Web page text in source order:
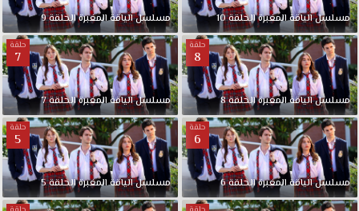
مسلسل الياقة المغبرة الحلقة 10 مسلسل الياقة المغبرة الحلقة 9
حلقة
8
مسلسل الياقة المغبرة الحلقة 8
حلقة
7
مسلسل الياقة المغبرة الحلقة 7
حلقة
6
مسلسل الياقة المغبرة الحلقة 6
حلقة
5
مسلسل الياقة المغبرة الحلقة 5